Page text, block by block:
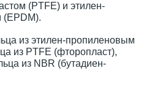
(PTFE) и этилен-
(EPDM).
из этилен-пропиленовым
из PTFE (фторопласт),
из NBR (бутадиен-